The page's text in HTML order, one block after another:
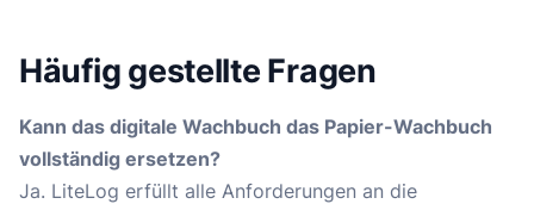
Häufig gestellte Fragen
Kann das digitale Wachbuch das Papier-Wachbuch
vollständig ersetzen?
Ja. LiteLog erfüllt alle Anforderungen an die